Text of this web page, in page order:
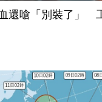
還嗆「別裝了」